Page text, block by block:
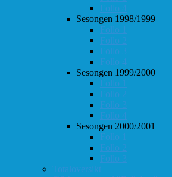
Follo 4
Sesongen 1998/1999
Follo 1
Follo 2
Follo 3
Follo 4
Sesongen 1999/2000
Follo 1
Follo 2
Follo 3
Follo 4
Sesongen 2000/2001
Follo 1
Follo 2
Follo 3
Totaloversikt